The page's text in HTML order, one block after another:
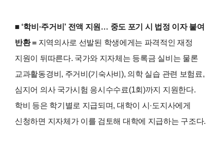
■ ‘학비·주거비’ 전액 지원… 중도 포기 시 법정 이자 붙여
반환 =지역의사로 선발된 학생에게는 파격적인 재정
지원이 뒤따른다. 국가와 지자체는 등록금 실비는 물론
교과활동경비, 주거비(기숙사비), 의학 실습 관련 보험료,
심지어 의사 국가시험 응시수수료(1회)까지 지원한다.
학비 등은 학기별로 지급되며, 대학이 시·도지사에게
신청하면 지자체가 이를 검토해 대학에 지급하는 구조다.